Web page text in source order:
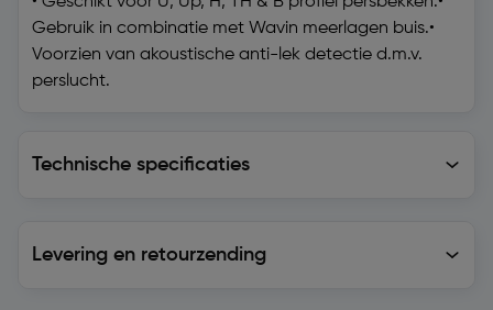
Gebruik in combinatie met Wavin meerlagen buis.•
Voorzien van akoustische anti-lek detectie d.m.v.
perslucht.
Technische specificaties
Levering en retourzending